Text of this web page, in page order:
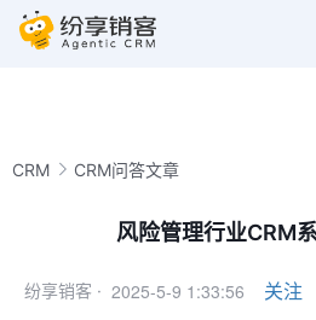
CRM CRM问答文章
风险管理行业CRM
纷享销客 · 2025-5-9 1:33:56 关注